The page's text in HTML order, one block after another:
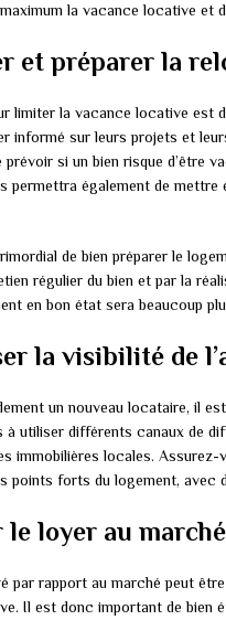
la vacance locative et
et préparer la
limiter la vacance locative est
informé sur leurs projets et
prévoir si un bien risque d’être
permettra également de
de bien préparer le
régulier du bien et par la
en bon état sera beaucoup
la visibilité de
un nouveau locataire, il
à utiliser différents canaux de
immobilières locales. Assurez-
points forts du logement, avec
le loyer au marché
par rapport au marché peut
Il est donc important de bien